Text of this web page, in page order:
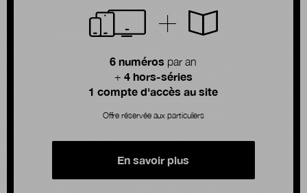
6 numéros par an
+ 4 hors-séries
1 compte d'accès au site
Offre réservée aux particuliers
En savoir plus